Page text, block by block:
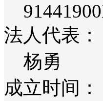
法人代表：
杨勇
成立时间：